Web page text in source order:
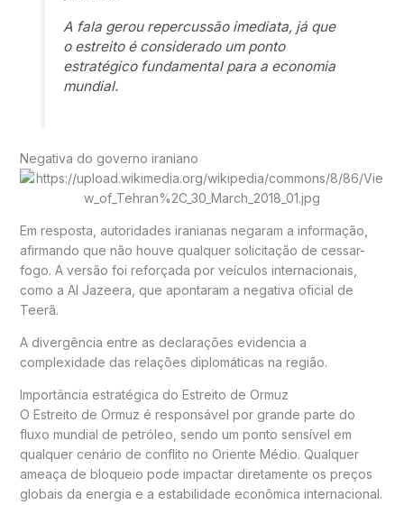
A fala gerou repercussão imediata, já que
o estreito é considerado um ponto
estratégico fundamental para a economia
mundial.
Negativa do governo iraniano
Em resposta, autoridades iranianas negaram a informação,
afirmando que não houve qualquer solicitação de cessar-
fogo. A versão foi reforçada por veículos internacionais,
como a Al Jazeera , que apontaram a negativa oficial de
Teerã.
A divergência entre as declarações evidencia a
complexidade das relações diplomáticas na região.
Importância estratégica do Estreito de Ormuz
O Estreito de Ormuz é responsável por grande parte do
fluxo mundial de petróleo, sendo um ponto sensível em
qualquer cenário de conflito no Oriente Médio. Qualquer
ameaça de bloqueio pode impactar diretamente os preços
globais da energia e a estabilidade econômica internacional.